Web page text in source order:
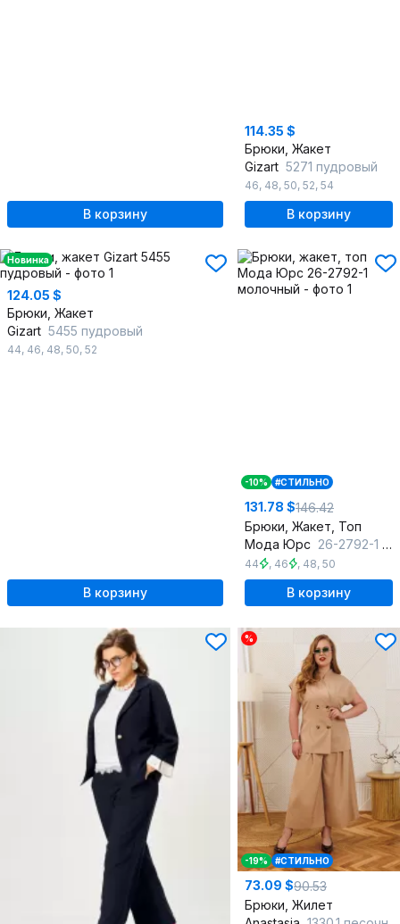
В корзину
114.35 $
Брюки, Жакет
Gizart 5271 пудровый
46, 48, 50, 52, 54
В корзину
Новинка
124.05 $
Брюки, Жакет
Gizart 5455 пудровый
44, 46, 48, 50, 52
В корзину
-10% #СТИЛЬНО
131.78 $146.42
Брюки, Жакет, Топ
Мода Юрс 26-2792-1 молочный
44 , 46 , 48, 50
В корзину
%
-19% #СТИЛЬНО
73.09 $90.53
Брюки, Жилет